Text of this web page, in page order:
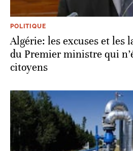
POLITIQUE
Algérie: les excuses et les
du Premier ministre qui
citoyens